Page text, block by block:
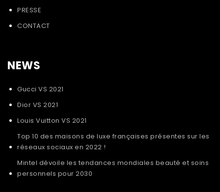
PRESSE
CONTACT
NEWS
Gucci VS 2021
Dior VS 2021
Louis Vuitton VS 2021
Top 10 des maisons de luxe françaises présentes sur les
réseaux sociaux en 2022 !
Mintel dévoile les tendances mondiales beauté et soins
personnels pour 2030